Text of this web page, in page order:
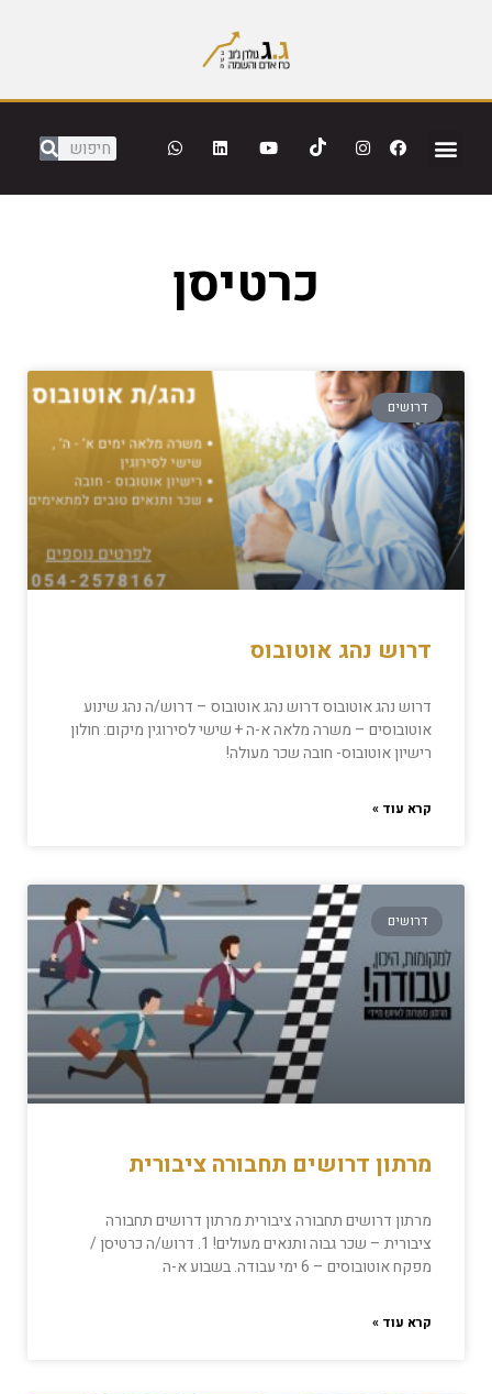
כרטיסן
דרושים
דרוש נהג אוטובוס
דרוש נהג אוטובוס דרוש נהג אוטובוס – דרוש/ה נהג שינוע
אוטובוסים – משרה מלאה א-ה + שישי לסירוגין מיקום: חולון
רישיון אוטובוס- חובה שכר מעולה!
קרא עוד »
דרושים
מרתון דרושים תחבורה ציבורית
מרתון דרושים תחבורה ציבורית מרתון דרושים תחבורה
ציבורית – שכר גבוה ותנאים מעולים! 1. דרוש/ה כרטיסן /
מפקח אוטובוסים – 6 ימי עבודה. בשבוע א-ה
קרא עוד »